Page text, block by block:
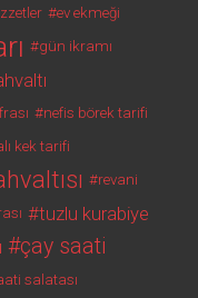
ev ekmeği
gün ikramı
nefis börek tarifi
kek tarifi
revani
tuzlu kurabiye
çay saati
salatası